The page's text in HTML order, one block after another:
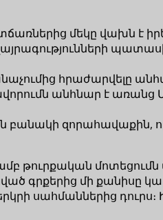
մեկը վախն է
հրաժարվելը
անհնար է
բանակի
թուրքական
գրքերից մի քանիսը
սահմաններից դուրս։